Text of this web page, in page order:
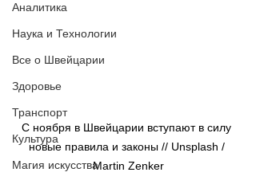
Аналитика
Наука и Технологии
Все о Швейцарии
Здоровье
Транспорт
Культура
Магия искусства
С ноября в Швейцарии вступают в силу
новые правила и законы // Unsplash /
Martin Zenker